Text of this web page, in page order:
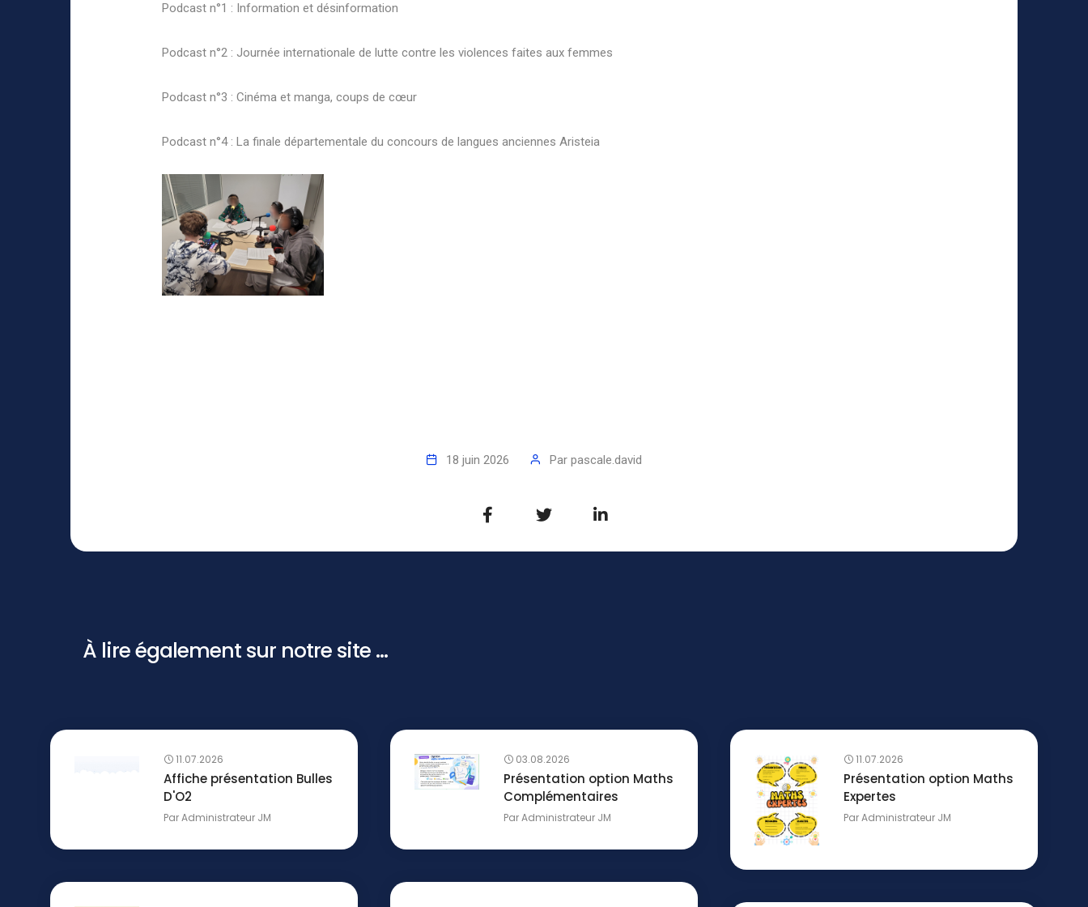
Podcast n°1 : Information et désinformation
Podcast n°2 : Journée internationale de lutte contre les violences faites aux femmes
Podcast n°3 : Cinéma et manga, coups de cœur
Podcast n°4 : La finale départementale du concours de langues anciennes Aristeia
18 juin 2026 Par pascale.david
À lire également sur notre site ...
11.07.2026
Affiche présentation Bulles
D'O2
ParAdministrateur JM
03.08.2026
Présentation option Maths
Complémentaires
ParAdministrateur JM
11.07.2026
Présentation option Maths
Expertes
ParAdministrateur JM